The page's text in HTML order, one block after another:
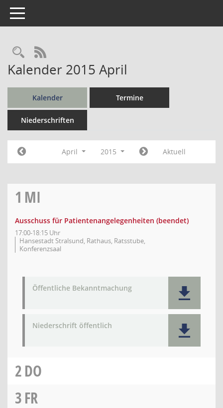
Toggle navigation
Rechercheauswahl
RSS-Feed
Kalender 2015 April
Kalender Termine
Niederschriften
April 2015 Aktuell
1 MI
Ausschuss für Patientenangelegenheiten (beendet)
17:00-18:15 Uhr
Hansestadt Stralsund, Rathaus, Ratsstube,
Konferenzsaal
Öffentliche Bekanntmachung
Niederschrift öffentlich
2DO
3FR